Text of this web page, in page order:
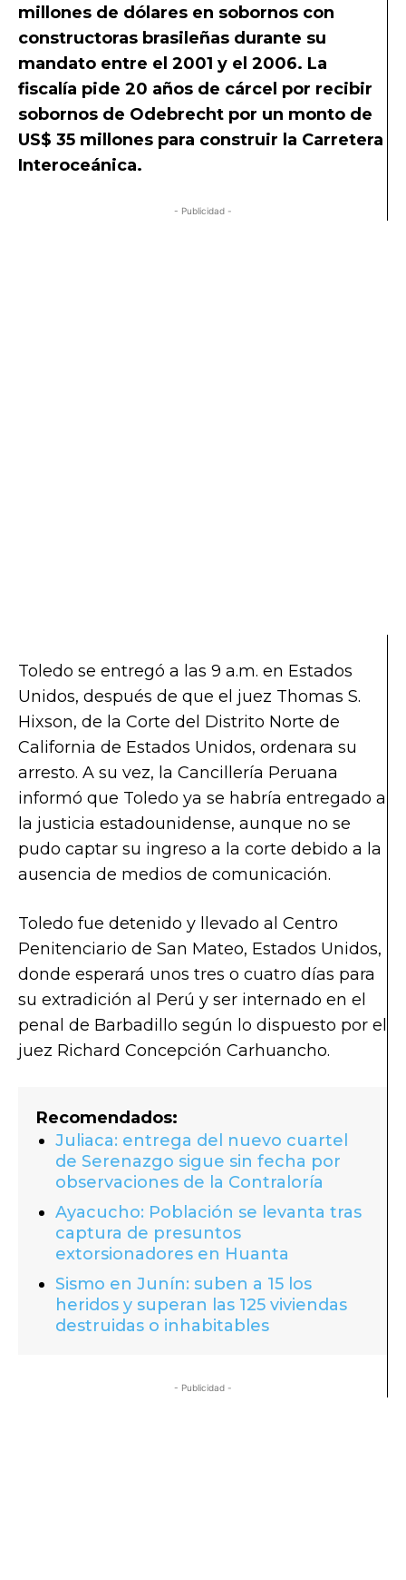
millones de dólares en sobornos con
constructoras brasileñas durante su
mandato entre el 2001 y el 2006. La
fiscalía pide 20 años de cárcel por recibir
sobornos de Odebrecht por un monto de
US$ 35 millones para construir la Carretera
Interoceánica.
- Publicidad -
Toledo se entregó a las 9 a.m. en Estados
Unidos, después de que el juez Thomas S.
Hixson, de la Corte del Distrito Norte de
California de Estados Unidos, ordenara su
arresto. A su vez, la Cancillería Peruana
informó que Toledo ya se habría entregado a
la justicia estadounidense, aunque no se
pudo captar su ingreso a la corte debido a la
ausencia de medios de comunicación.
Toledo fue detenido y llevado al Centro
Penitenciario de San Mateo, Estados Unidos,
donde esperará unos tres o cuatro días para
su extradición al Perú y ser internado en el
penal de Barbadillo según lo dispuesto por el
juez Richard Concepción Carhuancho.
Recomendados:
Juliaca: entrega del nuevo cuartel
de Serenazgo sigue sin fecha por
observaciones de la Contraloría
Ayacucho: Población se levanta tras
captura de presuntos
extorsionadores en Huanta
Sismo en Junín: suben a 15 los
heridos y superan las 125 viviendas
destruidas o inhabitables
- Publicidad -